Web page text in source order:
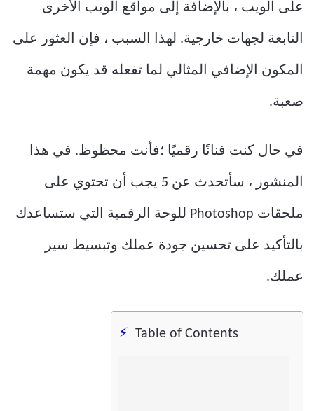
على الويب ، بالإضافة إلى مواقع الويب الأخرى
التابعة لجهات خارجية. لهذا السبب ، فإن العثور على
المكون الإضافي المثالي لما تفعله قد يكون مهمة
صعبة.
في حال كنت فنانًا رقميًا ؛فأنت محظوظ. في هذا
المنشور ، سأتحدث عن 5 يجب أن تحتوي على
ملحقات Photoshop للوحة الرقمية التي ستساعدك
بالتأكيد على تحسين جودة عملك وتبسيط سير
عملك.
Table of Contents